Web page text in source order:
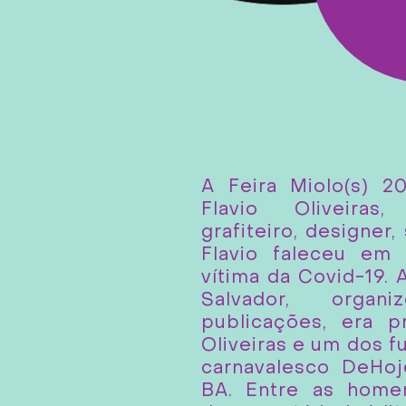
A Feira Miolo(s)
Flavio
grafiteiro, designer,
Flavio faleceu em
vítima da Covid-19.
Salvador,
publicações, era
Oliveiras e um dos
carnavalesco
BA. Entre as